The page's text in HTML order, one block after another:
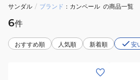
サンダル / ブランド カンペール の商品一覧
6件
おすすめ順 人気順 新着順 安